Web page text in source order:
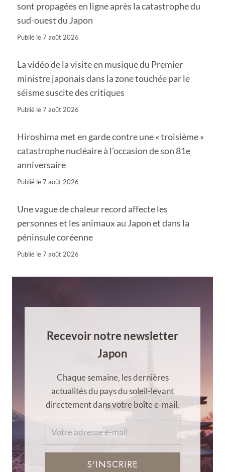
sont propagées en ligne après la catastrophe du
sud-ouest du Japon
Publié le7 août 2026
La vidéo de la visite en musique du Premier
ministre japonais dans la zone touchée par le
séisme suscite des critiques
Publié le7 août 2026
Hiroshima met en garde contre une « troisième »
catastrophe nucléaire à l’occasion de son 81e
anniversaire
Publié le7 août 2026
Une vague de chaleur record affecte les
personnes et les animaux au Japon et dans la
péninsule coréenne
Publié le7 août 2026
Recevoir notre newsletter
Japon
Chaque semaine, les dernières
actualités du pays du soleil-levant
directement dans votre boîte e-mail.
S'INSCRIRE